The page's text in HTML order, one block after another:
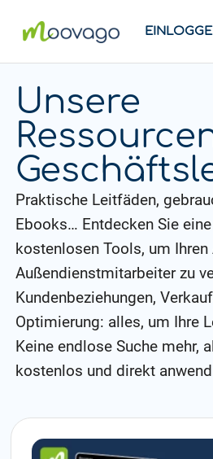
Unsere
Praktische Leitfäden,
Ebooks… Entdecken Sie
kostenlosen Tools, um
Außendienstmitarbeiter zu
Kundenbeziehungen,
Optimierung: alles, um Ihre
Keine endlose Suche mehr,
kostenlos und direkt